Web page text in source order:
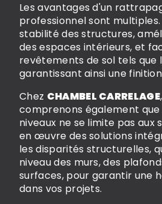
Les avantages d'un
professionnel sont
stabilité des structures,
des espaces intérieurs, et
revêtements de sol tels que
garantissant ainsi une
Chez CHAMBEL CARRELAGE
comprenons également
niveaux ne se limite pas aux
en œuvre des solutions
les disparités structurelles,
niveau des murs, des
surfaces, pour garantir une
dans vos projets.